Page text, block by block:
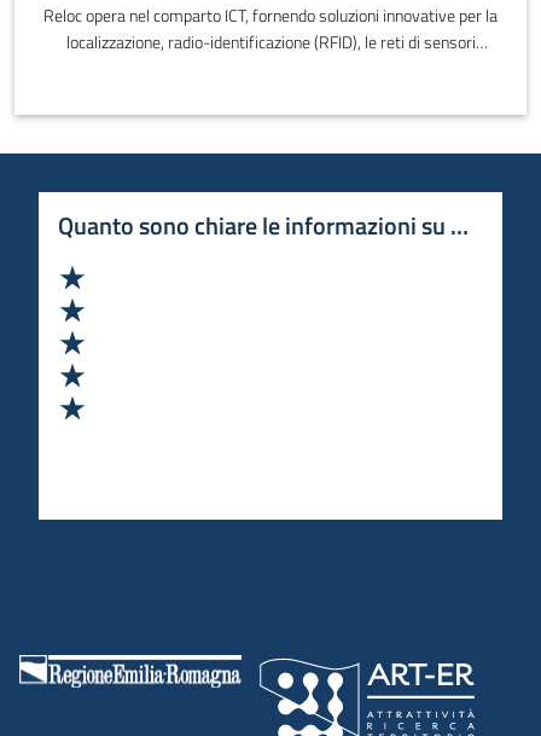
Reloc opera nel comparto ICT, fornendo soluzioni innovative per la
localizzazione, radio-identificazione (RFID), le reti di sensori
dalla tracciabilità dei prodotti all’ottimizzazione logistica, dal
controllo del territorio al risparmio energetico.
Quanto sono chiare le informazioni su questa